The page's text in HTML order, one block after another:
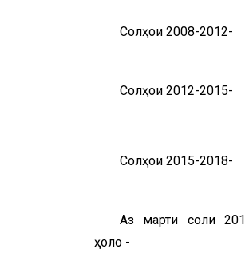
Солҳои 2008-2012-
Солҳои 2012-2015-
Солҳои 2015-2018-
Аз марти соли
ҳоло -